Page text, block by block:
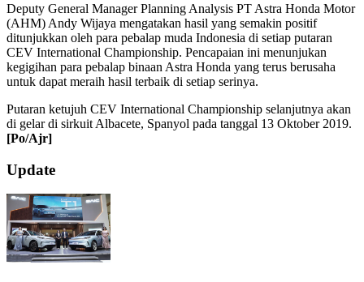
Deputy General Manager Planning Analysis PT Astra Honda Motor
(AHM) Andy Wijaya mengatakan hasil yang semakin positif
ditunjukkan oleh para pebalap muda Indonesia di setiap putaran
CEV International Championship. Pencapaian ini menunjukan
kegigihan para pebalap binaan Astra Honda yang terus berusaha
untuk dapat meraih hasil terbaik di setiap serinya.
Putaran ketujuh CEV International Championship selanjutnya akan
di gelar di sirkuit Albacete, Spanyol pada tanggal 13 Oktober 2019.
[Po/Ajr]
2019-
10-
01
Update